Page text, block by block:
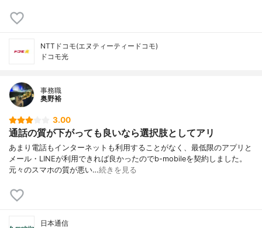
NTTドコモ(エヌティーティードコモ)
ドコモ光
事務職
奥野裕
3.00
通話の質が下がっても良いなら選択肢としてアリ
あまり電話もインターネットも利用することがなく、最低限のアプリと
メール・LINEが利用できれば良かったのでb-mobileを契約しました。
元々のスマホの質が悪い…続きを見る
日本通信